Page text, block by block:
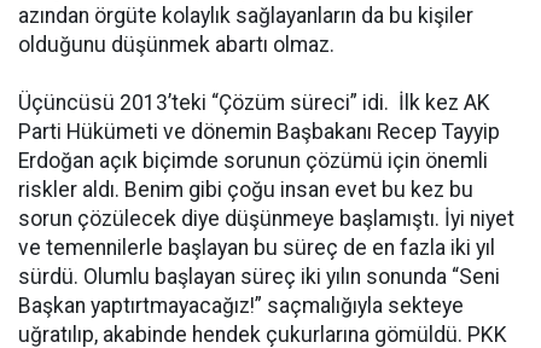
azından örgüte kolaylık sağlayanların da bu kişiler
olduğunu düşünmek abartı olmaz.
Üçüncüsü 2013’teki “Çözüm süreci” idi. İlk kez AK
Parti Hükümeti ve dönemin Başbakanı Recep Tayyip
Erdoğan açık biçimde sorunun çözümü için önemli
riskler aldı. Benim gibi çoğu insan evet bu kez bu
sorun çözülecek diye düşünmeye başlamıştı. İyi niyet
ve temennilerle başlayan bu süreç de en fazla iki yıl
sürdü. Olumlu başlayan süreç iki yılın sonunda “Seni
Başkan yaptırtmayacağız!” saçmalığıyla sekteye
uğratılıp, akabinde hendek çukurlarına gömüldü. PKK